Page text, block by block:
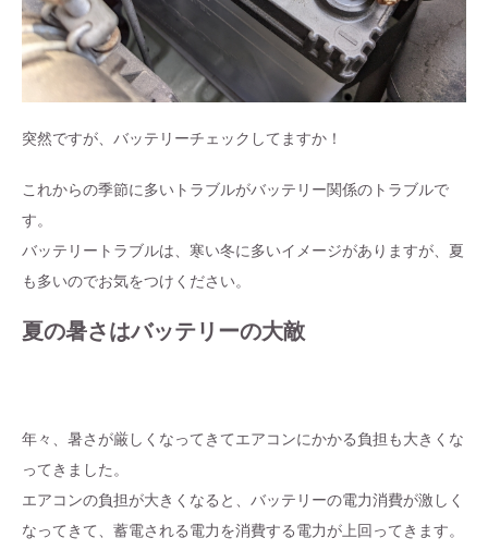
突然ですが、バッテリーチェックしてますか！
これからの季節に多いトラブルがバッテリー関係のトラブルで
す。
バッテリートラブルは、寒い冬に多いイメージがありますが、夏
も多いのでお気をつけください。
夏の暑さはバッテリーの大敵
年々、暑さが厳しくなってきてエアコンにかかる負担も大きくな
ってきました。
エアコンの負担が大きくなると、バッテリーの電力消費が激しく
なってきて、蓄電される電力を消費する電力が上回ってきます。